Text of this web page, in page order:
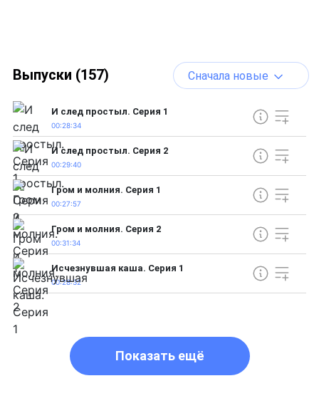
Выпуски (157) Сначала новые
И след простыл. Серия 1
00:28:34
И след простыл. Серия 2
00:29:40
Гром и молния. Серия 1
00:27:57
Гром и молния. Серия 2
00:31:34
Исчезнувшая каша. Серия 1
00:28:32
Показать ещё